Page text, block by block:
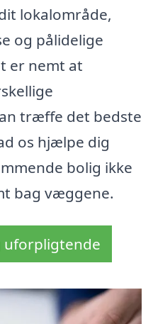
lokalområde,
og pålidelige
er nemt at
træffe det bedste
os hjælpe dig
bolig ikke
bag væggene.
uforpligtende